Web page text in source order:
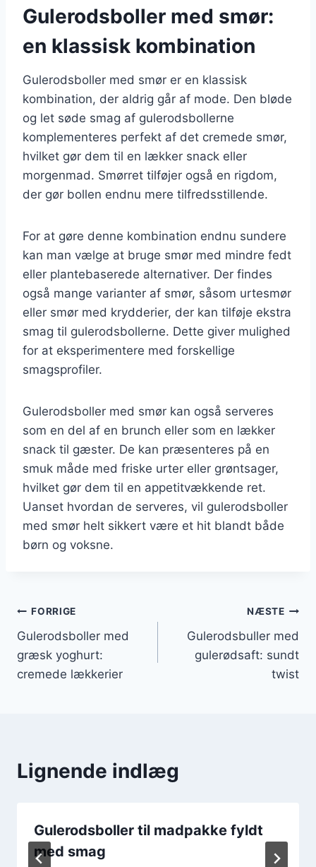
Gulerodsboller med smør:
en klassisk kombination
Gulerodsboller med smør er en klassisk
kombination, der aldrig går af mode. Den bløde
og let søde smag af gulerodsbollerne
komplementeres perfekt af det cremede smør,
hvilket gør dem til en lækker snack eller
morgenmad. Smørret tilføjer også en rigdom,
der gør bollen endnu mere tilfredsstillende.
For at gøre denne kombination endnu sundere
kan man vælge at bruge smør med mindre fedt
eller plantebaserede alternativer. Der findes
også mange varianter af smør, såsom urtesmør
eller smør med krydderier, der kan tilføje ekstra
smag til gulerodsbollerne. Dette giver mulighed
for at eksperimentere med forskellige
smagsprofiler.
Gulerodsboller med smør kan også serveres
som en del af en brunch eller som en lækker
snack til gæster. De kan præsenteres på en
smuk måde med friske urter eller grøntsager,
hvilket gør dem til en appetitvækkende ret.
Uanset hvordan de serveres, vil gulerodsboller
med smør helt sikkert være et hit blandt både
børn og voksne.
Indlægsnavigation
FORRIGE
Gulerodsboller med
græsk yoghurt:
cremede lækkerier
NÆSTE
Gulerodsbuller med
gulerødsaft: sundt
twist
Lignende indlæg
Gulerodsboller til madpakke fyldt
med smag